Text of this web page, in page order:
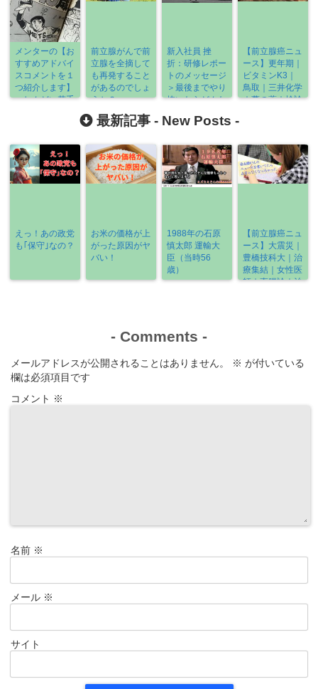
メンターの【お
すすめアドバイ
スコメントを１
つ紹介します】
＞しんどい若手
前立腺がんで前
立腺を全摘して
も再発すること
があるのでしょ
うか？
新入社員 挫
折：研修レポー
トのメッセージ
＞最後までやり
抜いたらどんな
【前立腺癌ニュ
ース】更年期｜
ビタミンK3｜
鳥取｜三井化学
｜夢の薬｜検診
最新記事 - New Posts -
えっ！あの政党
も｢保守｣なの？
お米の価格が上
がった原因がヤ
バい！
1988年の石原
慎太郎 運輸大
臣（当時56
歳）
【前立腺癌ニュ
ース】大震災｜
豊橋技科大｜治
療集結｜女性医
師｜直腸診｜治
- Comments -
メールアドレスが公開されることはありません。 ※ が付いている
欄は必須項目です
コメント ※
名前 ※
メール ※
サイト